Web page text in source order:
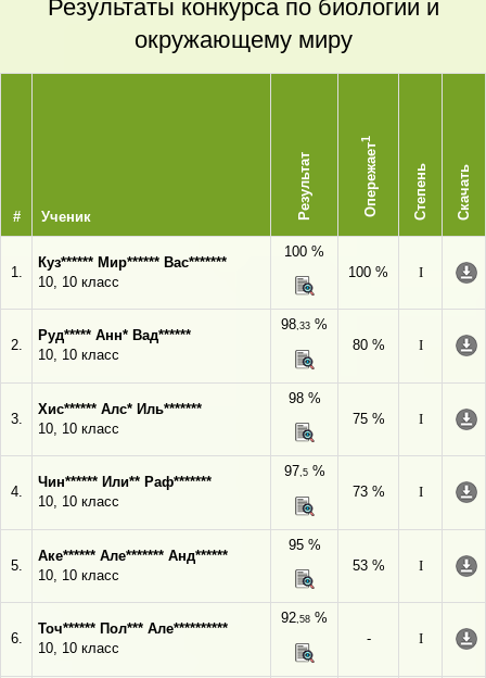
Результаты конкурса по биологии и
окружающему миру
# Ученик Результат Опережает
1
Степень Скачать
1.
Куз****** Мир****** Вас*******
10, 10 класс
100 %
100 %
I
2.
Руд***** Анн* Вад******
10, 10 класс
98,33 %
80 %
I
3.
Хис****** Алс* Иль*******
10, 10 класс
98 %
75 %
I
4.
Чин****** Или** Раф*******
10, 10 класс
97,5%
73 %
I
5.
Аке****** Але******* Анд******
10, 10 класс
95 %
53 %
I
6.
Точ****** Пол*** Але**********
10, 10 класс
92,58 %
-
I